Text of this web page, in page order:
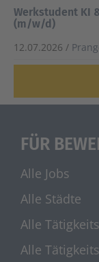
Werkstudent KI
(m/w/d)
12.07.2026 /
FÜR
Alle Jobs
Alle Städte
Alle
Alle